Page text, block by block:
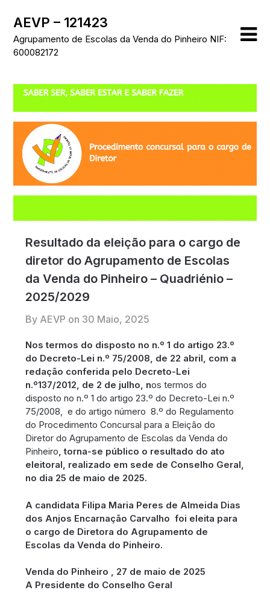
content
AEVP – 121423
Agrupamento de Escolas da Venda do Pinheiro NIF:
600082172
Resultado da eleição para o cargo de
diretor do Agrupamento de Escolas
da Venda do Pinheiro – Quadriénio –
2025/2029
By AEVP on 30 Maio, 2025
Nos termos do disposto no n.º 1 do artigo 23.º
do Decreto-Lei n.º 75/2008, de 22 abril, com a
redação conferida pelo Decreto-Lei
n.º137/2012, de 2 de julho, nos termos do
disposto no n.º 1 do artigo 23.º do Decreto-Lei n.º
75/2008, e do artigo número 8.º do Regulamento
do Procedimento Concursal para a Eleição do
Diretor do Agrupamento de Escolas da Venda do
Pinheiro,torna-se público o resultado do ato
eleitoral, realizado em sede de Conselho Geral,
no dia 25 de maio de 2025.
A candidata Filipa Maria Peres de Almeida Dias
dos Anjos Encarnação Carvalho foi eleita para
o cargo de Diretora do Agrupamento de
Escolas da Venda do Pinheiro.
Venda do Pinheiro , 27 de maio de 2025
A Presidente do Conselho Geral